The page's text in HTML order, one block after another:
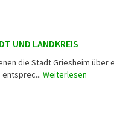
UND LANDKREIS
die Stadt Griesheim
entsprec...Weiterlesen